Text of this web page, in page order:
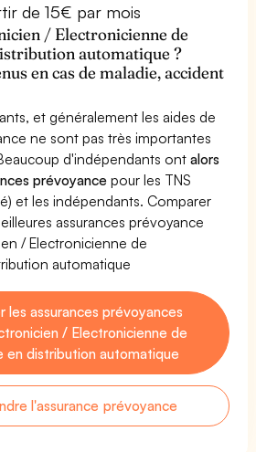
de 15€ par mois
/ Electronicienne de
automatique ?
en cas de maladie, accident
et généralement les aides de
ne sont pas très importantes
d'indépendants ontalors
prévoyance pour les TNS
et les indépendants. Comparer
assurances prévoyance
/ Electronicienne de
automatique
les assurances prévoyances
/ Electronicienne de
en distribution automatique
l'assurance prévoyance